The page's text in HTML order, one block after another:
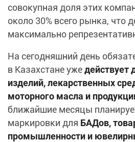
совокупная доля этих
около 30% всего рынка, что
максимально
На сегодняшний день
в Казахстане ужедействует
изделий, лекарственных
моторного масла и
ближайшие месяцы
маркировки для БАДов,
промышленности и